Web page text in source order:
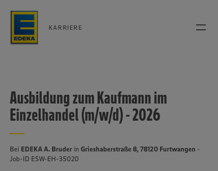
KARRIERE
Ausbildung zum Kaufmann im
Einzelhandel (m/w/d) - 2026
Bei EDEKA A. Bruder in Grieshaberstraße 8, 78120 Furtwangen -
Job-ID ESW-EH-35020